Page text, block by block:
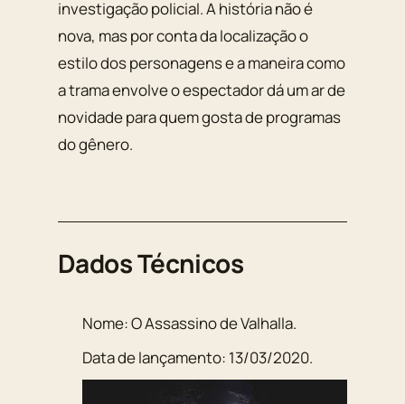
investigação policial. A história não é
nova, mas por conta da localização o
estilo dos personagens e a maneira como
a trama envolve o espectador dá um ar de
novidade para quem gosta de programas
do gênero.
Dados Técnicos
Nome:O Assassino de Valhalla.
Data de lançamento: 13/03/2020.